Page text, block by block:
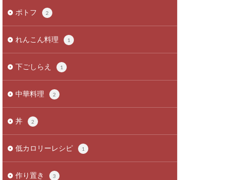
ポトフ 2
れんこん料理 1
下ごしらえ 1
中華料理 2
丼 2
低カロリーレシピ 1
作り置き 3